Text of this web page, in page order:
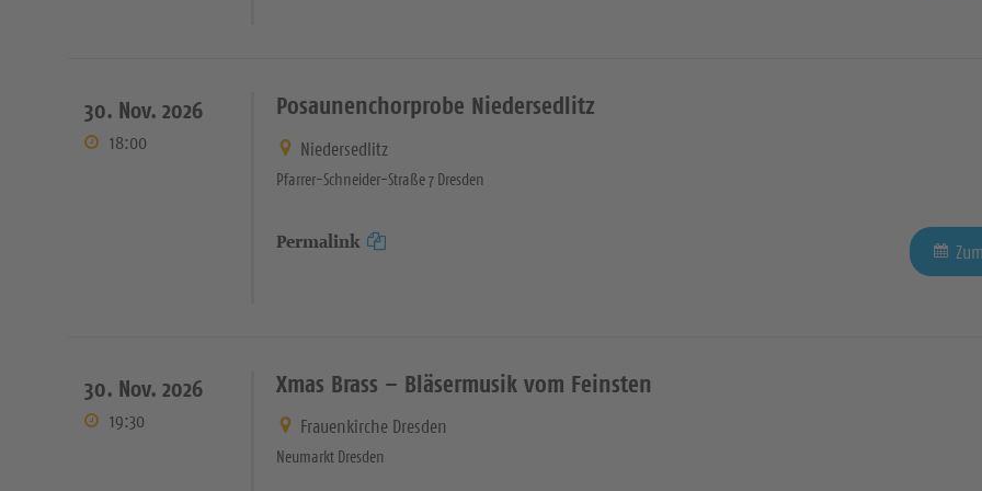
30. Nov. 2026
18:00
Posaunenchorprobe Niedersedlitz
Niedersedlitz
Pfarrer-Schneider-Straße 7 Dresden
Permalink
30. Nov. 2026
19:30
Xmas Brass – Bläsermusik vom Feinsten
Frauenkirche Dresden
Neumarkt Dresden